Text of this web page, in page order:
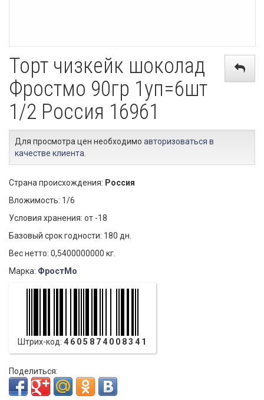
Торт чизкейк шоколад
Фростмо 90гр 1уп=6шт
1/2 Россия 16961
Для просмотра цен необходимо авторизоваться в
качестве клиента
Страна происхождения: Россия
Вложимость: 1/6
Условия хранения: от -18
Базовый срок годности: 180 дн.
Вес нетто: 0,5400000000 кг.
Марка: ФростМо
Штрих-код: 4605874008341
Поделиться: